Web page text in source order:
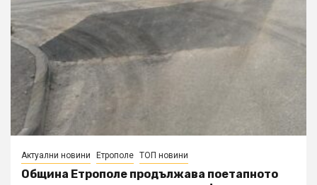
Актуални новини Етрополе ТОП новини
Община Етрополе продължава поетапното